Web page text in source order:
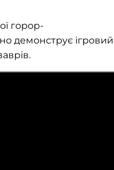
горор-
демонструє ігровий